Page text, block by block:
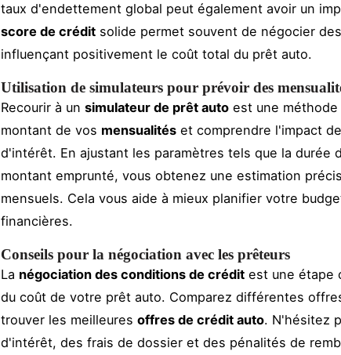
taux d'endettement global peut également avoir un
score de crédit solide permet souvent de négocier des
influençant positivement le coût total du prêt auto.
Utilisation de simulateurs pour prévoir des
Recourir à un simulateur de prêt auto est une
montant de vos mensualités et comprendre l'impact
d'intérêt. En ajustant les paramètres tels que la durée
montant emprunté, vous obtenez une estimation
mensuels. Cela vous aide à mieux planifier votre
financières.
Conseils pour la négociation avec les prêteurs
La négociation des conditions de crédit est une étape
du coût de votre prêt auto. Comparez différentes
trouver les meilleures offres de crédit auto. N'hésitez
d'intérêt, des frais de dossier et des pénalités de